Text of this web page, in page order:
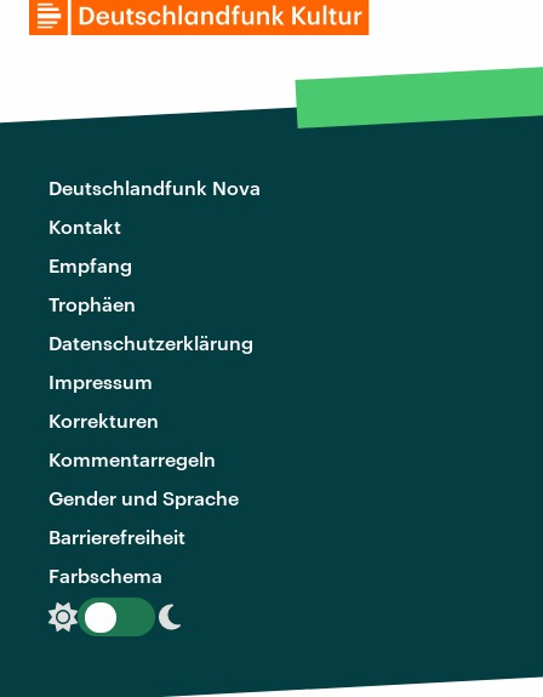
Deutschlandfunk Nova
Kontakt
Empfang
Trophäen
Datenschutzerklärung
Impressum
Korrekturen
Kommentarregeln
Gender und Sprache
Barrierefreiheit
Farbschema